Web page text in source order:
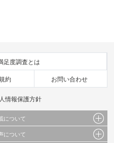
足度調査とは
約 お問い合わせ
情報保護方針
について
イラスト、画像データ等）及びこれらの配
について